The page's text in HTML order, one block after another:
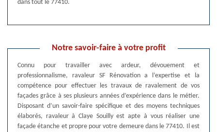
dans tout le 77410.
Notre savoir-faire à votre profit
Connu pour travailler avec ardeur, dévouement et
professionnalisme, ravaleur SF Rénovation a l’expertise et la
compétence pour effectuer les travaux de ravalement de vos
façades grâce à ses plusieurs années d’expérience dans le métier.
Disposant d’un savoir-faire spécifique et des moyens techniques
élaborés, ravaleur à Claye Souilly est apte à vous réaliser une
façade étanche et propre pour votre demeure dans le 77410. Il est